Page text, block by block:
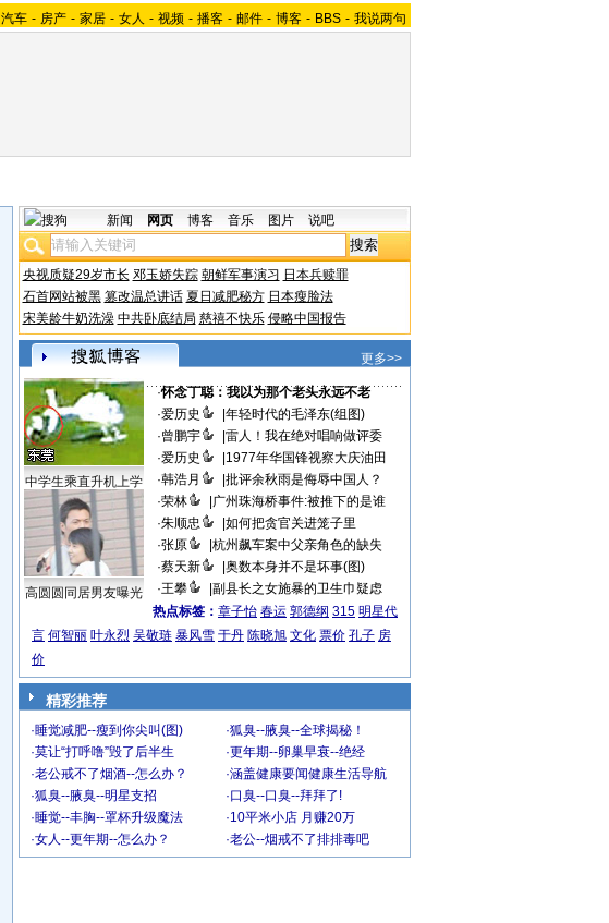
汽车 - 房产 - 家居 - 女人 - 视频 - 播客 - 邮件 - 博客 - BBS - 我说两句
新闻 网页 博客 音乐 图片 说吧
央视质疑29岁市长 邓玉娇失踪 朝鲜军事演习 日本兵赎罪
石首网站被黑 篡改温总讲话 夏日减肥秘方 日本瘦脸法
宋美龄牛奶洗澡 中共卧底结局 慈禧不快乐 侵略中国报告
更多>>
中学生乘直升机上学
高圆圆同居男友曝光
·怀念丁聪：我以为那个老头永远不老
·爱历史
年轻时代的毛泽东(组图)
·曾鹏宇
雷人！我在绝对唱响做评委
·爱历史
1977年华国锋视察大庆油田
·韩浩月
批评余秋雨是侮辱中国人？
·荣林
广州珠海桥事件:被推下的是谁
·朱顺忠
如何把贪官关进笼子里
·张原
杭州飙车案中父亲角色的缺失
·蔡天新
奥数本身并不是坏事(图)
·王攀
副县长之女施暴的卫生巾疑虑
热点标签： 章子怡 春运 郭德纲 315 明星代
言 何智丽 叶永烈 吴敬琏 暴风雪 于丹 陈晓旭 文化 票价 孔子 房
价
精彩推荐
·睡觉减肥--瘦到你尖叫(图) ·狐臭--腋臭--全球揭秘！
·莫让“打呼噜”毁了后半生 ·更年期--卵巢早衰--绝经
·老公戒不了烟酒--怎么办？ ·涵盖健康要闻健康生活导航
·狐臭--腋臭--明星支招 ·口臭--口臭--拜拜了!
·睡觉--丰胸--罩杯升级魔法 ·10平米小店 月赚20万
·女人--更年期--怎么办？ ·老公--烟戒不了排排毒吧